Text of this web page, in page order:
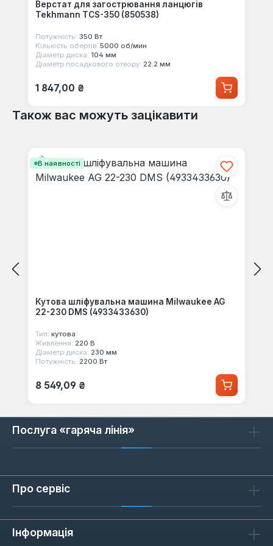
Верстат для загострювання ланцюгів
Tekhmann TCS-350 (850538)
Потужність: 350 Вт
Кількість обертів: 5000 об/мин
Діаметр диска: 104 мм
Діаметр посадкового отвору: 22.2 мм
Звичайна ціна:
1 847,00 ₴
Також вас можуть зацікавити
В наявності
Кутова шліфувальна машина Milwaukee AG
22-230 DMS (4933433630)
Тип: кутова
Живлення: 220 В
Діаметр диска: 230 мм
Потужність: 2200 Вт
Звичайна ціна:
8 549,09 ₴
Послуга «гаряча лінія»
Про сервіс
Інформація